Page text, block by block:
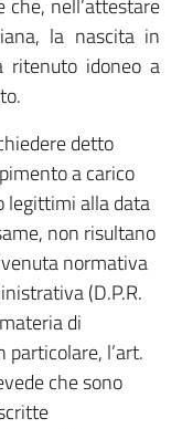
che, nell’attestare
la nascita in
ritenuto idoneo a
detto
a carico
legittimi alla data
non risultano
normativa
(D.P.R.
di
l’art.
che sono